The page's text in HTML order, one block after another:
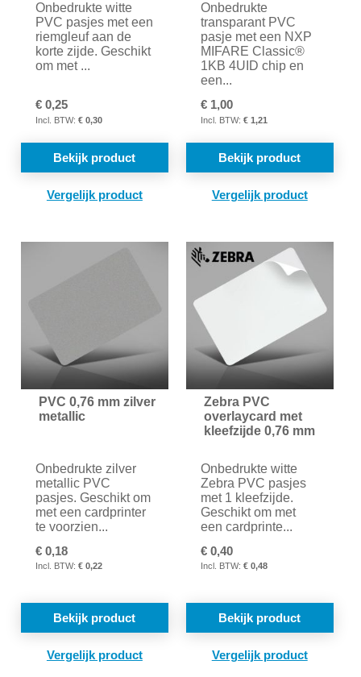
Onbedrukte witte
PVC pasjes met een
riemgleuf aan de
korte zijde. Geschikt
om met ...
€ 0,25
€ 0,30
Bekijk product
TOEVOEGEN
VERGELIJKEN
Onbedrukte
transparant PVC
pasje met een NXP
MIFARE Classic®
1KB 4UID chip en
een...
€ 1,00
€ 1,21
Bekijk product
PVC 0,76 mm zilver
metallic
Onbedrukte zilver
metallic PVC
pasjes. Geschikt om
met een cardprinter
te voorzien...
€ 0,18
€ 0,22
Bekijk product
TOEVOEGEN
Zebra PVC
overlaycard met
kleefzijde 0,76 mm
Onbedrukte witte
Zebra PVC pasjes
met 1 kleefzijde.
Geschikt om met
een cardprinte...
€ 0,40
€ 0,48
Bekijk product